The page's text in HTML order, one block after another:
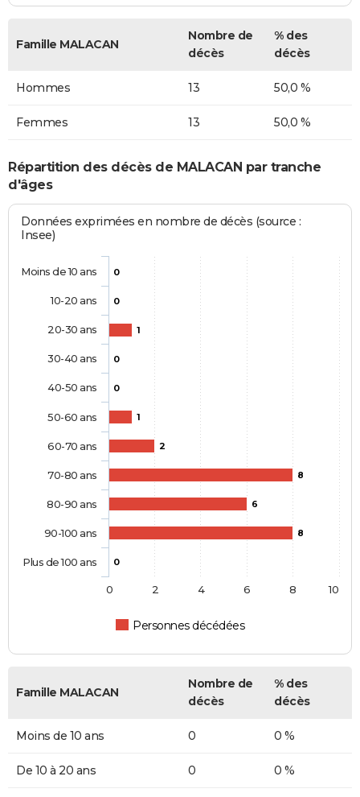
Famille MALACAN
Nombre de
décès
% des
décès
Hommes 13 50,0 %
Femmes 13 50,0 %
Répartition des décès de MALACAN par tranche
d'âges
Données exprimées en nombre de décès (source :
Insee)
0
0
1
0
0
1
2
8
6
8
0
Personnes décédées
Moins de 10 ans
10-20 ans
20-30 ans
30-40 ans
40-50 ans
50-60 ans
60-70 ans
70-80 ans
80-90 ans
90-100 ans
Plus de 100 ans
0 2 4 6 8 10
Famille MALACAN
Nombre de
décès
% des
décès
Moins de 10 ans 0 0 %
De 10 à 20 ans 0 0 %